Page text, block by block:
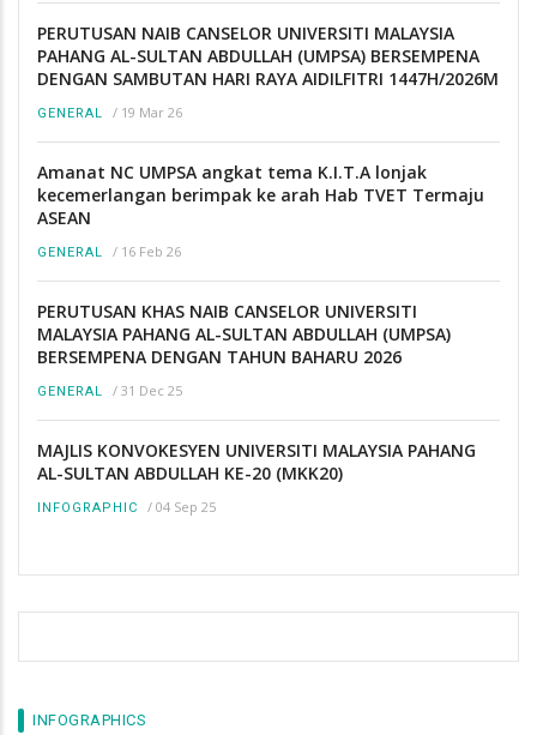
PERUTUSAN NAIB CANSELOR UNIVERSITI MALAYSIA
PAHANG AL-SULTAN ABDULLAH (UMPSA) BERSEMPENA
DENGAN SAMBUTAN HARI RAYA AIDILFITRI 1447H/2026M
GENERAL / 19 Mar 26
Amanat NC UMPSA angkat tema K.I.T.A lonjak
kecemerlangan berimpak ke arah Hab TVET Termaju
ASEAN
GENERAL / 16 Feb 26
PERUTUSAN KHAS NAIB CANSELOR UNIVERSITI
MALAYSIA PAHANG AL-SULTAN ABDULLAH (UMPSA)
BERSEMPENA DENGAN TAHUN BAHARU 2026
GENERAL / 31 Dec 25
MAJLIS KONVOKESYEN UNIVERSITI MALAYSIA PAHANG
AL-SULTAN ABDULLAH KE-20 (MKK20)
INFOGRAPHIC / 04 Sep 25
INFOGRAPHICS